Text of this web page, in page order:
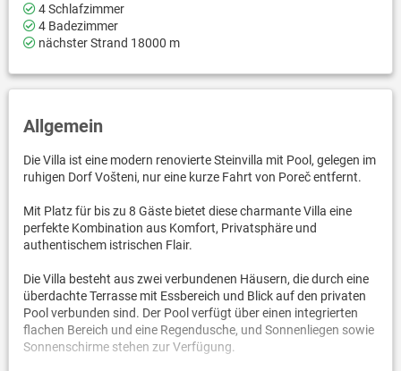
4 Schlafzimmer
4 Badezimmer
nächster Strand 18000 m
Allgemein
Die Villa ist eine modern renovierte Steinvilla mit Pool, gelegen im
ruhigen Dorf Vošteni, nur eine kurze Fahrt von Poreč entfernt.
Mit Platz für bis zu 8 Gäste bietet diese charmante Villa eine
perfekte Kombination aus Komfort, Privatsphäre und
authentischem istrischen Flair.
Die Villa besteht aus zwei verbundenen Häusern, die durch eine
überdachte Terrasse mit Essbereich und Blick auf den privaten
Pool verbunden sind. Der Pool verfügt über einen integrierten
flachen Bereich und eine Regendusche, und Sonnenliegen sowie
Sonnenschirme stehen zur Verfügung.